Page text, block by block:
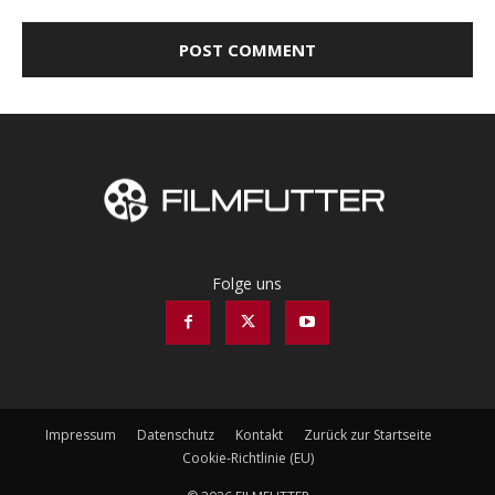
Folge uns
Impressum Datenschutz Kontakt
Zurück zur Startseite
Cookie-Richtlinie (EU)